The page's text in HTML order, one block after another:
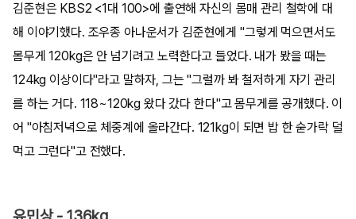
김준현은 KBS2 <1대 100>에 출연해 자신의 몸매 관리 철학에 대
해 이야기했다. 조우종 아나운서가 김준현에게 "그렇게 먹으면서도
몸무게 120kg은 안 넘기려고 노력한다고 들었다. 내가 봤을 때는
124kg 이상이다"라고 말하자, 그는 "그럴까 봐 철저하게 자기 관리
를 하는 거다. 118~120kg 왔다 갔다 한다"고 몸무게를 공개했다. 이
어 "아침저녁으로 체중계에 올라간다. 121kg이 되면 밥 한 숟가락 덜
먹고 그런다"고 전했다.